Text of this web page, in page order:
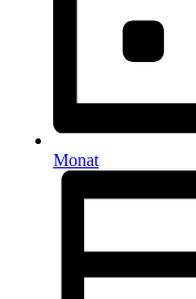
Monat